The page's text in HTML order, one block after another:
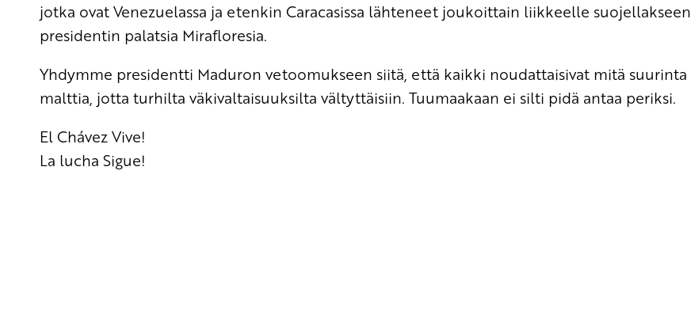
jotka ovat Venezuelassa ja etenkin Caracasissa lähteneet joukoittain liikkeelle suojellakseen
presidentin palatsia Mirafloresia.
Yhdymme presidentti Maduron vetoomukseen siitä, että kaikki noudattaisivat mitä suurinta
malttia, jotta turhilta väkivaltaisuuksilta vältyttäisiin. Tuumaakaan ei silti pidä antaa periksi.
El Chávez Vive!
La lucha Sigue!